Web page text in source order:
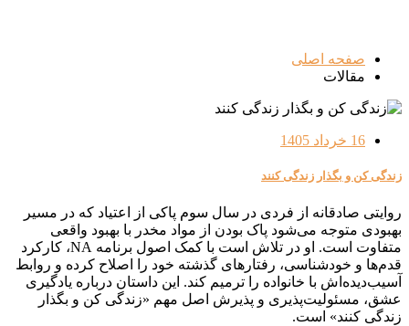
صفحه اصلی
مقالات
16 خرداد 1405
زندگی کن و بگذار زندگی کنند
روایتی صادقانه از فردی در سال سوم پاکی از اعتیاد که در مسیر
بهبودی متوجه می‌شود پاک بودن از مواد مخدر با بهبود واقعی
متفاوت است. او در تلاش است با کمک اصول برنامه NA، کارکرد
قدم‌ها و خودشناسی، رفتارهای گذشته خود را اصلاح کرده و روابط
آسیب‌دیده‌اش با خانواده را ترمیم کند. این داستان درباره یادگیری
عشق، مسئولیت‌پذیری و پذیرش اصل مهم «زندگی کن و بگذار
زندگی کنند» است.